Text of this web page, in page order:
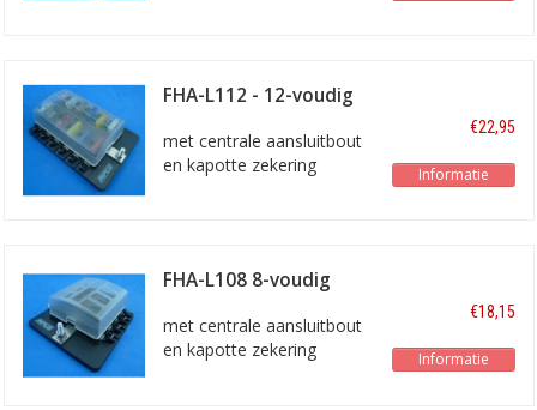
FHA-L112 - 12-voudig
met centrale aansluitbout
en kapotte zekering
€22,95
Informatie
FHA-L108 8-voudig
met centrale aansluitbout
en kapotte zekering
€18,15
Informatie